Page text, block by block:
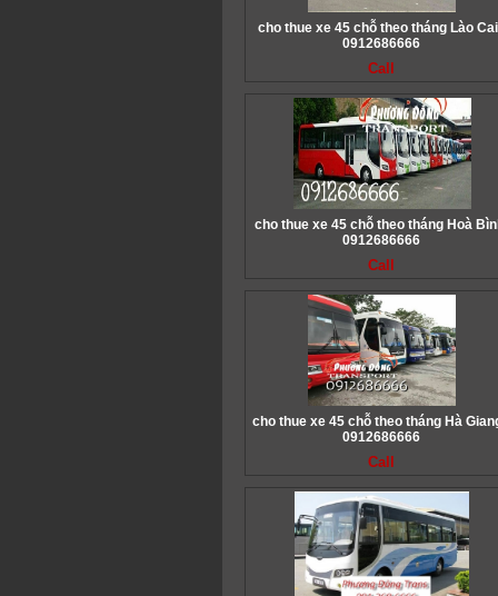
cho thue xe 45 chỗ theo tháng Lào
0912686666
Call
cho thue xe 45 chỗ theo tháng Hoà
0912686666
Call
cho thue xe 45 chỗ theo tháng Hà
0912686666
Call